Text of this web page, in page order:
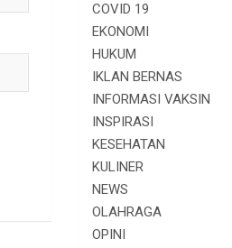
COVID 19
EKONOMI
HUKUM
IKLAN BERNAS
INFORMASI VAKSIN
INSPIRASI
KESEHATAN
KULINER
NEWS
OLAHRAGA
OPINI